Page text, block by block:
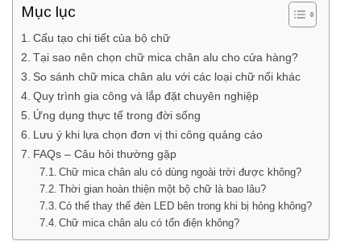
Mục lục
Cấu tạo chi tiết của bộ chữ
Tại sao nên chọn chữ mica chân alu cho cửa hàng?
So sánh chữ mica chân alu với các loại chữ nổi khác
Quy trình gia công và lắp đặt chuyên nghiệp
Ứng dụng thực tế trong đời sống
Lưu ý khi lựa chọn đơn vị thi công quảng cáo
FAQs – Câu hỏi thường gặp
Chữ mica chân alu có dùng ngoài trời được không?
Thời gian hoàn thiện một bộ chữ là bao lâu?
Có thể thay thế đèn LED bên trong khi bị hỏng không?
Chữ mica chân alu có tốn điện không?